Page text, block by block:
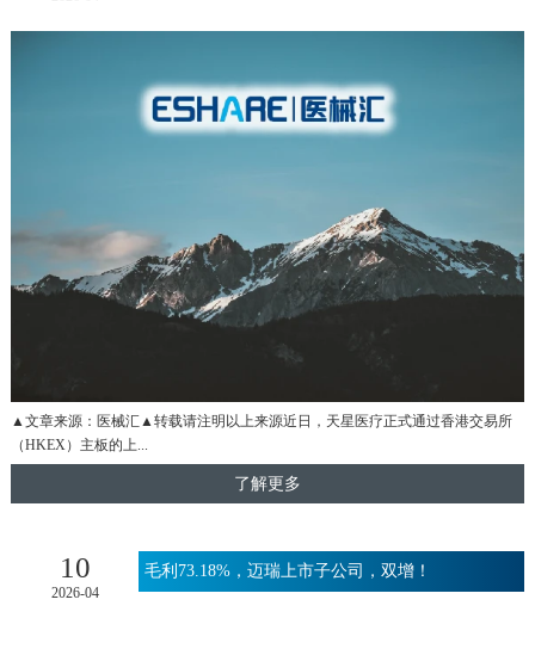
▲文章来源：医械汇▲转载请注明以上来源近日，天星医疗正式通过香港交易所
（HKEX）主板的上...
了解更多
10
2026-04
毛利73.18%，迈瑞上市子公司，双增！